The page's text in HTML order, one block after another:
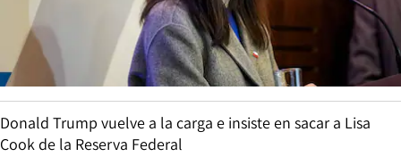
Donald Trump vuelve a la carga e insiste en sacar a Lisa
Cook de la Reserva Federal